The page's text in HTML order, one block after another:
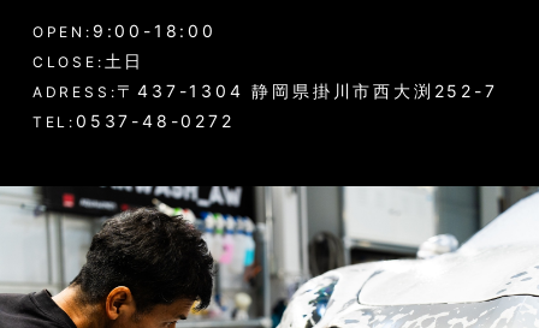
OPEN: 9:00-18:00
CLOSE: 土日
ADRESS: 〒437-1304 静岡県掛川市西大渕252-7
TEL: 0537-48-0272